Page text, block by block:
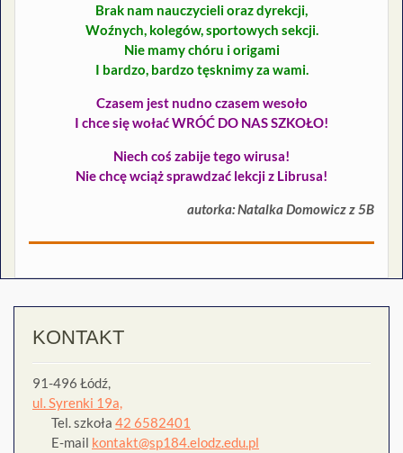
Brak nam nauczycieli oraz dyrekcji,
Woźnych, kolegów, sportowych sekcji.
Nie mamy chóru i origami
I bardzo, bardzo tęsknimy za wami.
Czasem jest nudno czasem wesoło
I chce się wołać WRÓĆ DO NAS SZKOŁO!
Niech coś zabije tego wirusa!
Nie chcę wciąż sprawdzać lekcji z Librusa!
autorka: Natalka Domowicz z 5B
KONTAKT
91-496 Łódź,
ul. Syrenki 19a,
Tel. szkoła 42 6582401
E-mail kontakt@sp184.elodz.edu.pl